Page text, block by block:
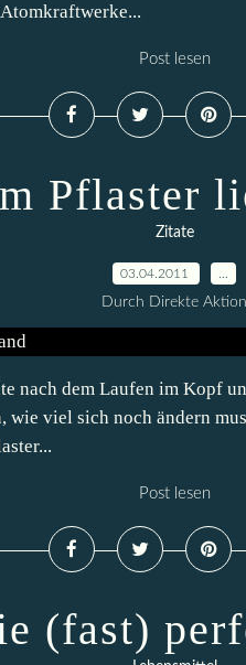
Post lesen
Pflaster
Zitate
03.04.2011
Durch Direkte Aktion
nach dem Laufen im Kopf
wie viel sich noch ändern
Post lesen
(fast)